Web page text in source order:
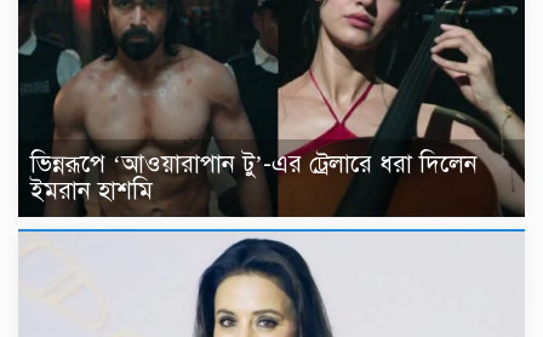
ভিন্নরূপে ‘আওয়ারাপান টু’-এর ট্রেলারে ধরা দিলেন
ইমরান হাশমি